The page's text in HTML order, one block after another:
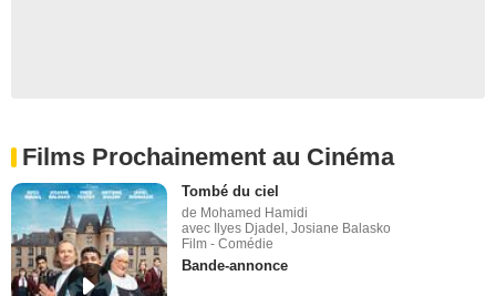
Films Prochainement au Cinéma
Tombé du ciel
de Mohamed Hamidi
avec Ilyes Djadel, Josiane Balasko
Film - Comédie
Bande-annonce